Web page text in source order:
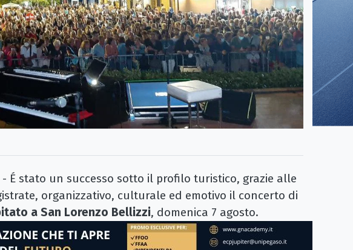
- É stato un successo sotto il profilo turistico, grazie alle
organizzativo, culturale ed emotivo il concerto di
a San Lorenzo Bellizzi, domenica 7 agosto.